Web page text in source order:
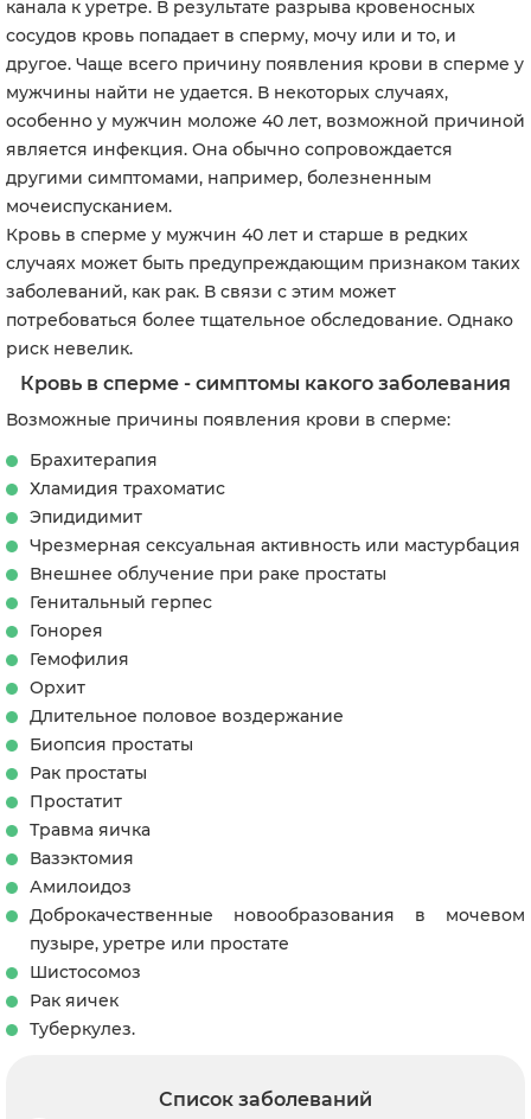
канала к уретре. В результате разрыва кровеносных
сосудов кровь попадает в сперму, мочу или и то, и
другое. Чаще всего причину появления крови в сперме у
мужчины найти не удается. В некоторых случаях,
особенно у мужчин моложе 40 лет, возможной причиной
является инфекция. Она обычно сопровождается
другими симптомами, например, болезненным
мочеиспусканием.
Кровь в сперме у мужчин 40 лет и старше в редких
случаях может быть предупреждающим признаком таких
заболеваний, как рак. В связи с этим может
потребоваться более тщательное обследование. Однако
риск невелик.
Кровь в сперме - симптомы какого заболевания
Возможные причины появления крови в сперме:
Брахитерапия
Хламидия трахоматис
Эпидидимит
Чрезмерная сексуальная активность или мастурбация
Внешнее облучение при раке простаты
Генитальный герпес
Гонорея
Гемофилия
Орхит
Длительное половое воздержание
Биопсия простаты
Рак простаты
Простатит
Травма яичка
Вазэктомия
Амилоидоз
Доброкачественные новообразования в мочевом
пузыре, уретре или простате
Шистосомоз
Рак яичек
Туберкулез.
Список заболеваний